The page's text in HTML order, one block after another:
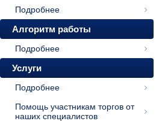
Подробнее
Алгоритм работы
Подробнее
Услуги
Подробнее
Помощь участникам торгов от
наших специалистов